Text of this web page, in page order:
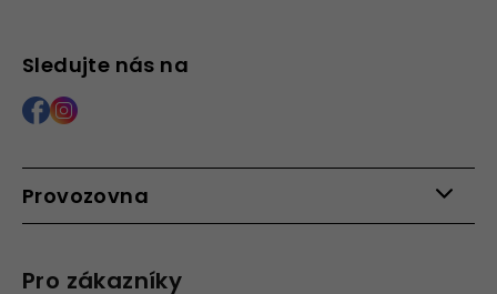
Pro zákazníky
Sledujte nás na
Provozovna
Roháčova 639, 390 02 Tábor